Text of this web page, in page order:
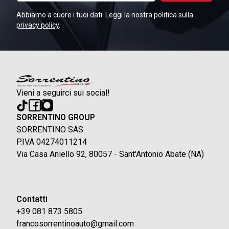
Abbiamo a cuore i tuoi dati. Leggi la nostra politica sulla
privacy policy.
Vieni a seguirci sui social!
SORRENTINO GROUP
SORRENTINO SAS
P.IVA 04274011214
Via Casa Aniello 92, 80057 - Sant'Antonio Abate (NA)
Contatti
+39 081 873 5805
francosorrentinoauto@gmail.com